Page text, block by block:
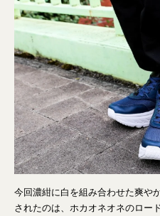
今回濃紺に白を組み合わせた爽や
されたのは、ホカオネオネのロー